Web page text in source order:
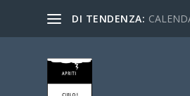
DI TENDENZA: